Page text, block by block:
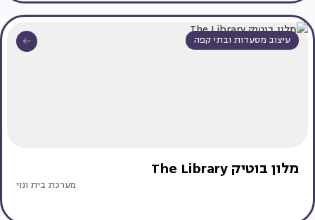
עיצוב מסעדות ובתי קפה
מלון בוטיק The Library
מערכת בית ונוי